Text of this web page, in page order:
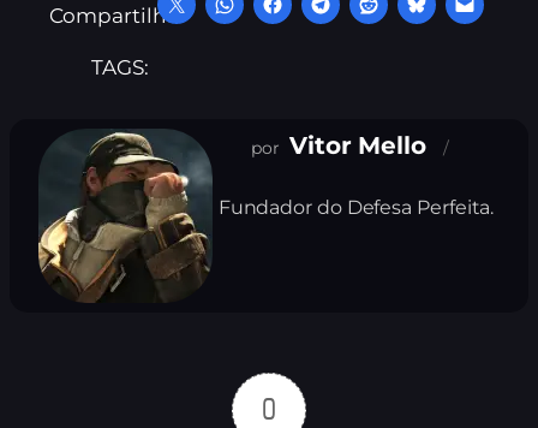
Compartilhe:
TAGS:
Vitor Mello
Fundador do Defesa Perfeita.
0